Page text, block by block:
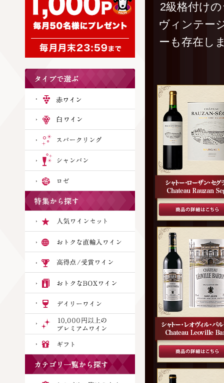
2級格付け
ヴィンテー
ーも存在し